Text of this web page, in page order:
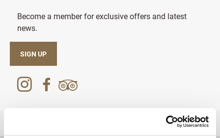
Become a member for exclusive offers and latest
news.
SIGN UP
RETOUR EN HAUT DE PAGE